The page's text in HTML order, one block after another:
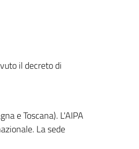
il decreto di
e Toscana). L'AIPA
La sede